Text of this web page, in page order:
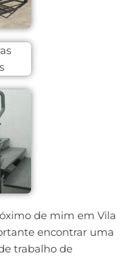
de mim em Vila
encontrar uma
trabalho de